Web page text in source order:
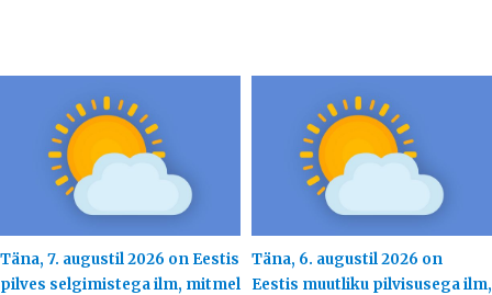
Täna, 7. augustil 2026 on Eestis
pilves selgimistega ilm, mitmel
Täna, 6. augustil 2026 on
Eestis muutliku pilvisusega ilm,